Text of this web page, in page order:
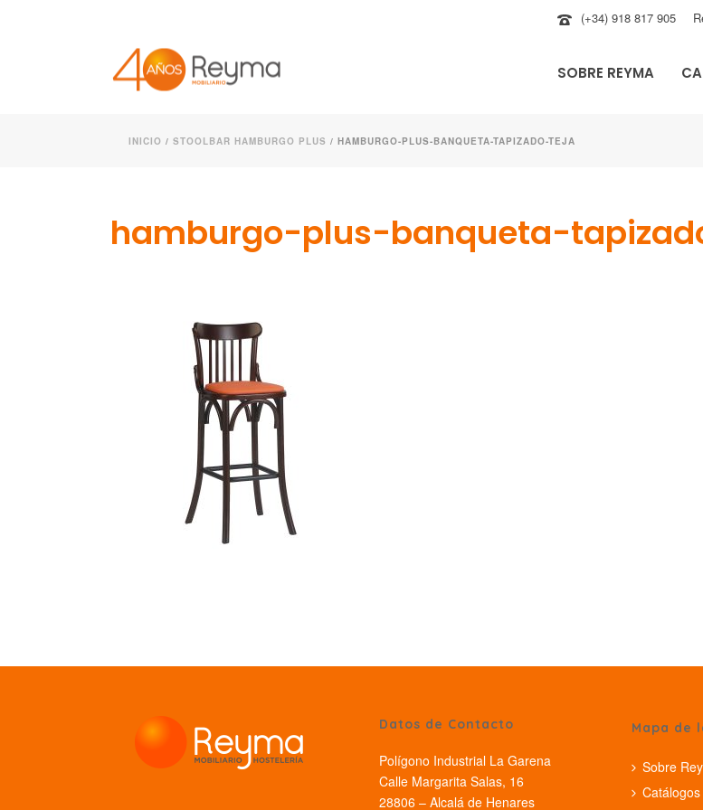
(+34) 918 817 905
SOBRE REYMA
INICIO / STOOLBAR HAMBURGO PLUS / HAMBURGO-PLUS-BANQUETA-TAPIZADO-TEJA
hamburgo-plus-banqueta-
Datos de Contacto
Polígono Industrial La Garena
Calle Margarita Salas, 16
28806 – Alcalá de Henares
Mapa de
Sobre